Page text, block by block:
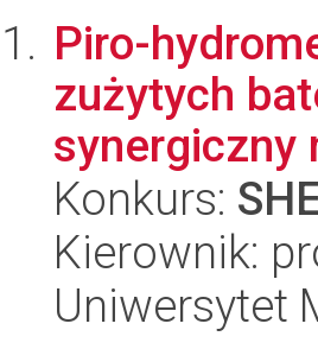
Piro-
zużytych
synergiczny
Konkurs:
Kierownik:
Uniwersytet